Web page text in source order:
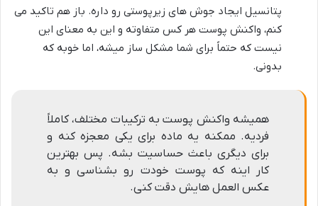
پتانسیل ایجاد جوش های زیرپوستی رو داره. باز هم تاکید می
کنم، واکنش پوست هر کس متفاوته و این به معنای این
نیست که حتماً برای شما مشکل ساز میشه، اما خوبه که
بدونی.
همیشه واکنش پوست به ترکیبات مختلف، کاملاً
فردیه. ممکنه یه ماده برای یکی معجزه کنه و
برای دیگری باعث حساسیت بشه. پس بهترین
کار اینه که پوست خودت رو بشناسی و به
عکس العمل هایش دقت کنی.